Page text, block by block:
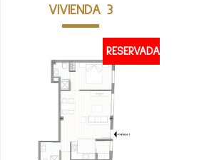
VIVIENDA 3
RESERVADA